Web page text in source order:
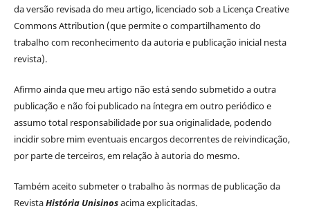
da versão revisada do meu artigo, licenciado sob a Licença Creative
Commons Attribution (que permite o compartilhamento do
trabalho com reconhecimento da autoria e publicação inicial nesta
revista).
Afirmo ainda que meu artigo não está sendo submetido a outra
publicação e não foi publicado na íntegra em outro periódico e
assumo total responsabilidade por sua originalidade, podendo
incidir sobre mim eventuais encargos decorrentes de reivindicação,
por parte de terceiros, em relação à autoria do mesmo.
Também aceito submeter o trabalho às normas de publicação da
RevistaHistória Unisinosacima explicitadas.